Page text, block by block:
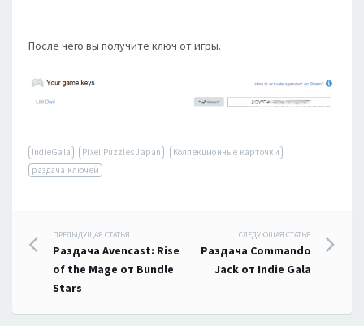
После чего вы получите ключ от игры.
IndieGala Pixel Puzzles Japan
Коллекционные карточки
раздача ключей
Навигация
по
записям
ПРЕДЫДУЩАЯ СТАТЬЯ
Раздача Avencast: Rise
of the Mage от Bundle
Stars
СЛЕДУЮЩАЯ СТАТЬЯ
Раздача Commando
Jack от Indie Gala